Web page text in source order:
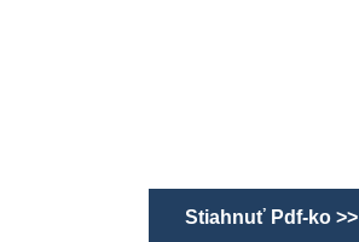
Stiahnuť Pdf-ko >>